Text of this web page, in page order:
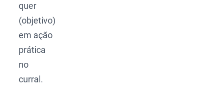
quer
(objetivo)
em ação
prática
no
curral.